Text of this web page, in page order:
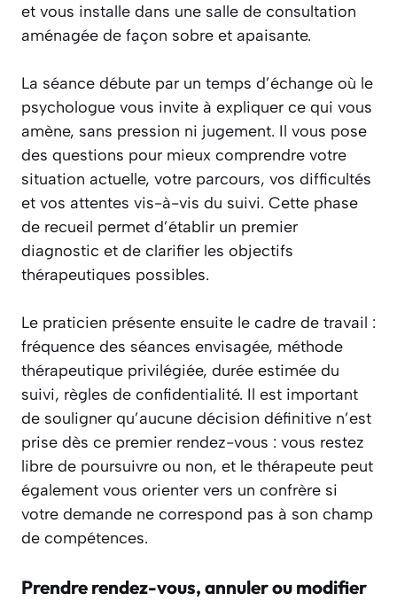
et vous installe dans une salle de consultation
aménagée de façon sobre et apaisante.
La séance débute par un temps d’échange où le
psychologue vous invite à expliquer ce qui vous
amène, sans pression ni jugement. Il vous pose
des questions pour mieux comprendre votre
situation actuelle, votre parcours, vos difficultés
et vos attentes vis-à-vis du suivi. Cette phase
de recueil permet d’établir un premier
diagnostic et de clarifier les objectifs
thérapeutiques possibles.
Le praticien présente ensuite le cadre de travail :
fréquence des séances envisagée, méthode
thérapeutique privilégiée, durée estimée du
suivi, règles de confidentialité. Il est important
de souligner qu’aucune décision définitive n’est
prise dès ce premier rendez-vous : vous restez
libre de poursuivre ou non, et le thérapeute peut
également vous orienter vers un confrère si
votre demande ne correspond pas à son champ
de compétences.
Prendre rendez-vous, annuler ou modifier